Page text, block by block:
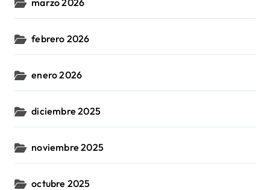
febrero 2026
enero 2026
diciembre 2025
noviembre 2025
octubre 2025